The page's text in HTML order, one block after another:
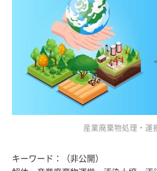
産業廃棄物処理・運
キーワード：（非公開）